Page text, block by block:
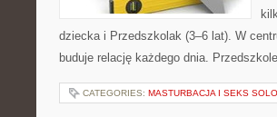
dziecka i Przedszkolak (3–6 lat). W
buduje relację każdego dnia.
CATEGORIES: MASTURBACJA I SEKS SOLO